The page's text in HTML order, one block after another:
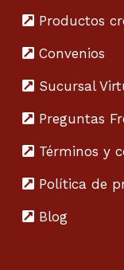
Productos
Convenios
Sucursal
Preguntas
Términos y
Política de
Blog